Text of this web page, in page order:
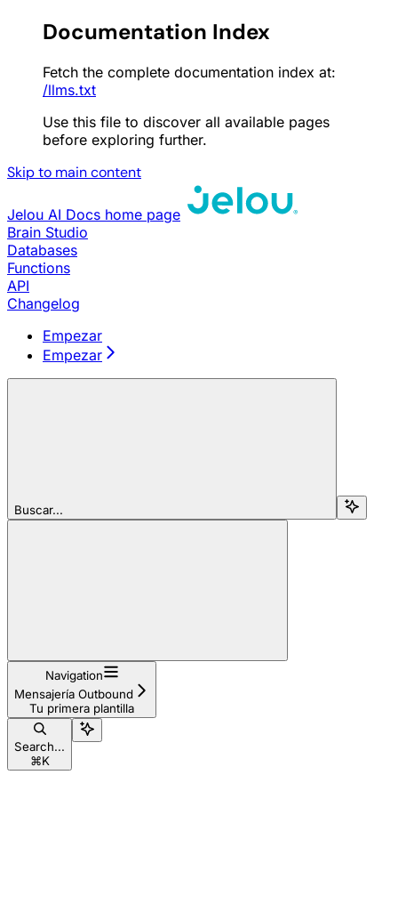
Documentation Index
Fetch the complete documentation index at:
/llms.txt
Use this file to discover all available pages
before exploring further.
Skip to main content
Jelou AI Docs home page
Brain Studio
Databases
Functions
API
Changelog
Empezar
Empezar
Buscar...
Navigation
Mensajería Outbound
Tu primera plantilla
Search...
⌘K